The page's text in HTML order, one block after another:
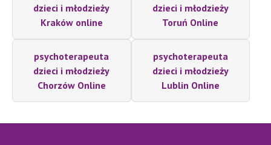
dzieci i młodzieży
Kraków online
dzieci i młodzieży
Toruń Online
psychoterapeuta
dzieci i młodzieży
Chorzów Online
psychoterapeuta
dzieci i młodzieży
Lublin Online